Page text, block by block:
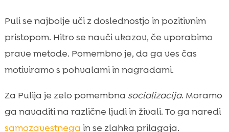
Puli se najbolje uči z doslednostjo in pozitivnim
pristopom. Hitro se nauči ukazov, če uporabimo
prave metode. Pomembno je, da ga ves čas
motiviramo s pohvalami in nagradami.
Za Pulija je zelo pomembna socializacija. Moramo
ga navaditi na različne ljudi in živali. To ga naredi
samozavestnega in se zlahka prilagaja.